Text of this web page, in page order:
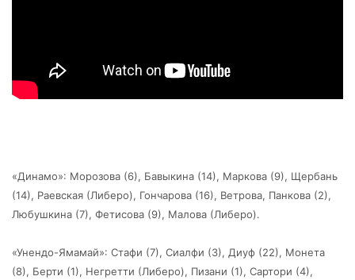
«Динамо»: Морозова (6), Бавыкина (14), Маркова (9), Щербань
(14), Раевская (Либеро), Гончарова (16), Ветрова, Панкова (2),
Любушкина (7), Фетисова (9), Малова (Либеро).
«Унендо-Ямамай»: Стафи (7), Сиалфи (3), Диуф (22), Монета
(8), Берти (1), Негретти (Либеро), Пизани (1), Сартори (4),